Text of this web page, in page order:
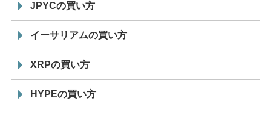
JPYCの買い方
イーサリアムの買い方
XRPの買い方
HYPEの買い方